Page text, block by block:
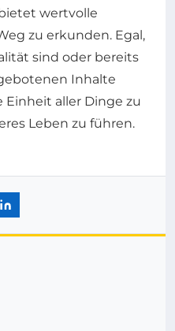
wertvolle
zu erkunden. Egal,
sind oder bereits
Inhalte
aller Dinge zu
Leben zu führen.